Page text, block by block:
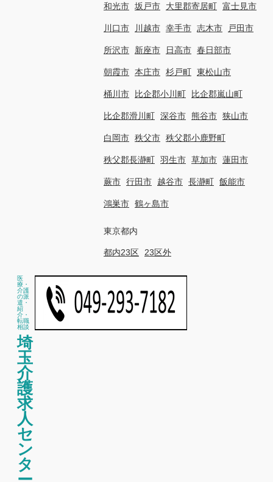
和光市 坂戸市 大里郡寄居町 富士見市
川口市 川越市 幸手市 志木市 戸田市
所沢市 新座市 日高市 春日部市
朝霞市 本庄市 杉戸町 東松山市
桶川市 比企郡小川町 比企郡嵐山町
比企郡滑川町 深谷市 熊谷市 狭山市
白岡市 秩父市 秩父郡小鹿野町
秩父郡長瀞町 羽生市 草加市 蓮田市
蕨市 行田市 越谷市 長瀞町 飯能市
鴻巣市 鶴ヶ島市
東京都内
都内23区 23区外
医
療・
介護
の派
遣・
紹
介・
転職
相談
埼
玉
介
護
求
人
セ
ン
タ